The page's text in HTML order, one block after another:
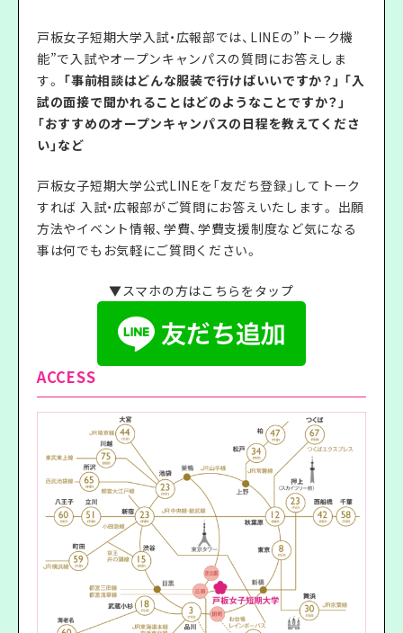
戸板女子短期大学入試・広報部では、LINEの”トーク機
能”で入試やオープンキャンパスの質問にお答えしま
す。 「事前相談はどんな服装で行けばいいですか？」 「入
試の面接で聞かれることはどのようなことですか？」
「おすすめのオープンキャンパスの日程を教えてくださ
い」など
戸板女子短期大学公式LINEを「友だち登録」してトーク
すれば 入試・広報部がご質問にお答えいたします。 出願
方法やイベント情報、学費、学費支援制度など気になる
事は何でもお気軽にご質問ください。
▼スマホの方はこちらをタップ
ACCESS